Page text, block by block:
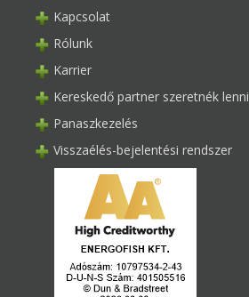
Kapcsolat
Rólunk
Karrier
Kereskedő partner szeretnék lenni
Panaszkezelés
Visszaélés-bejelentési rendszer